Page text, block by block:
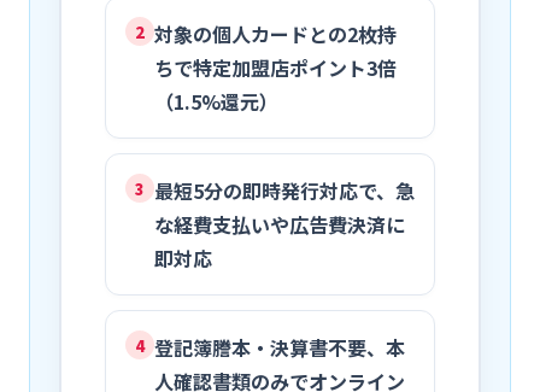
2 対象の個人カードとの2枚持
ちで特定加盟店ポイント3倍
（1.5%還元）
3 最短5分の即時発行対応で、急
な経費支払いや広告費決済に
即対応
4 登記簿謄本・決算書不要、本
人確認書類のみでオンライン